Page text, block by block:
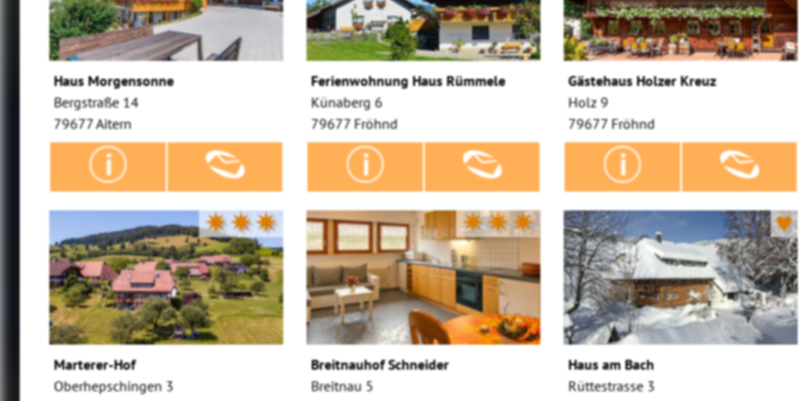
Haus Morgensonne
Bergstraße 14
79677 Aitern
Ferienwohnung Haus Rümmele
Künaberg 6
79677 Fröhnd
Gästehaus Holzer Kreuz
Holz 9
79677 Fröhnd
✷✷✷
Marterer-Hof
Oberhepschingen 3
✷✷✷
Breitnauhof Schneider
Breitnau 5
♥
Haus am Bach
Rüttestrasse 3